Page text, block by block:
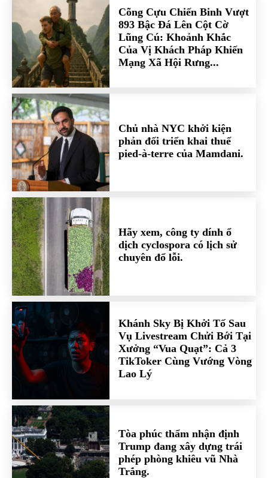
Cõng Cựu Chiến Binh Vượt
893 Bậc Đá Lên Cột Cờ
Lũng Cú: Khoảnh Khắc
Của Vị Khách Pháp Khiến
Mạng Xã Hội Rưng...
Chủ nhà NYC khởi kiện
phản đối triển khai thuế
pied-à-terre của Mamdani.
Hãy xem, công ty dính ổ
dịch cyclospora có lịch sử
chuyên đổ lỗi.
Khánh Sky Bị Khởi Tố Sau
Vụ Livestream Chửi Bới Tại
Xưởng “Vua Quạt”: Cả 3
TikToker Cùng Vướng Vòng
Lao Lý
Tòa phúc thẩm nhận định
Trump đang xây dựng trái
phép phòng khiêu vũ Nhà
Trắng.